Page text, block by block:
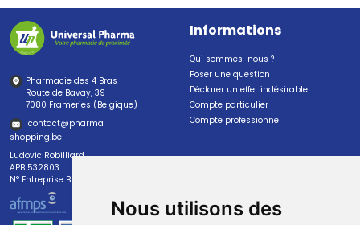
Nous utilisons des
Pharmacie des 4 Bras
Route de Bavay, 39
7080 Frameries (Belgique)
contact@pharma
shopping.be
Ludovic Robilliard
APB 532803
N° Entreprise BE0447.382.113
Informations
Qui sommes-nous ?
Poser une question
Déclarer un effet indésirable
Compte particulier
Compte professionnel